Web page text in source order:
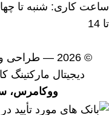
تا 14
© 2026 — طراحی و توسعه
دیجیتال مارکتینگ
ووکامرس،